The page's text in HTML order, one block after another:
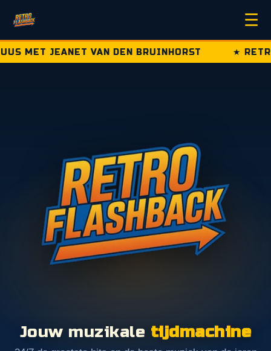
☰
VAN DEN BRUINHORST ★ RETRO
Jouw muzikale tijdmachine